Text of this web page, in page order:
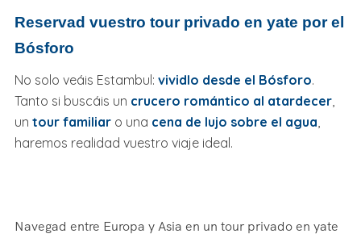
Reservad vuestro tour privado en yate por el
Bósforo
No solo veáis Estambul: vividlo desde el Bósforo.
Tanto si buscáis un crucero romántico al atardecer,
un tour familiar o una cena de lujo sobre el agua,
haremos realidad vuestro viaje ideal.
Navegad entre Europa y Asia en un tour privado en yate